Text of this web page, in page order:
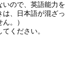
いので、英語能力を
は、日本語が混ざっ
。）
ください。